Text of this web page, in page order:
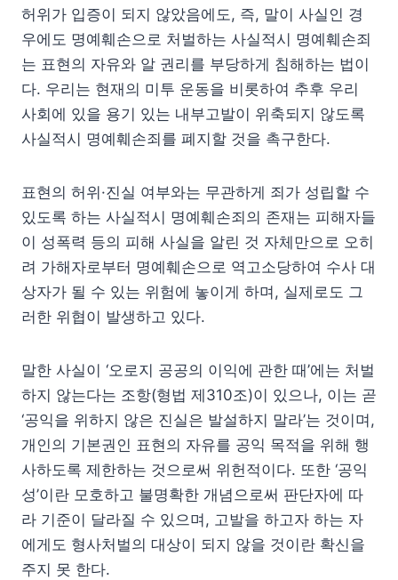
허위가 입증이 되지 않았음에도, 즉, 말이 사실인 경
우에도 명예훼손으로 처벌하는 사실적시 명예훼손죄
는 표현의 자유와 알 권리를 부당하게 침해하는 법이
다. 우리는 현재의 미투 운동을 비롯하여 추후 우리
사회에 있을 용기 있는 내부고발이 위축되지 않도록
사실적시 명예훼손죄를 폐지할 것을 촉구한다.
표현의 허위·진실 여부와는 무관하게 죄가 성립할 수
있도록 하는 사실적시 명예훼손죄의 존재는 피해자들
이 성폭력 등의 피해 사실을 알린 것 자체만으로 오히
려 가해자로부터 명예훼손으로 역고소당하여 수사 대
상자가 될 수 있는 위험에 놓이게 하며, 실제로도 그
러한 위협이 발생하고 있다.
말한 사실이 ‘오로지 공공의 이익에 관한 때’에는 처벌
하지 않는다는 조항(형법 제310조)이 있으나, 이는 곧
‘공익을 위하지 않은 진실은 발설하지 말라’는 것이며,
개인의 기본권인 표현의 자유를 공익 목적을 위해 행
사하도록 제한하는 것으로써 위헌적이다. 또한 ‘공익
성’이란 모호하고 불명확한 개념으로써 판단자에 따
라 기준이 달라질 수 있으며, 고발을 하고자 하는 자
에게도 형사처벌의 대상이 되지 않을 것이란 확신을
주지 못 한다.